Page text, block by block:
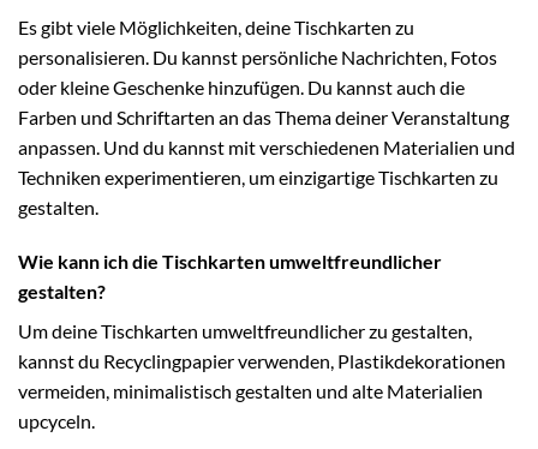
Es gibt viele Möglichkeiten, deine Tischkarten zu
personalisieren. Du kannst persönliche Nachrichten, Fotos
oder kleine Geschenke hinzufügen. Du kannst auch die
Farben und Schriftarten an das Thema deiner Veranstaltung
anpassen. Und du kannst mit verschiedenen Materialien und
Techniken experimentieren, um einzigartige Tischkarten zu
gestalten.
Wie kann ich die Tischkarten umweltfreundlicher
gestalten?
Um deine Tischkarten umweltfreundlicher zu gestalten,
kannst du Recyclingpapier verwenden, Plastikdekorationen
vermeiden, minimalistisch gestalten und alte Materialien
upcyceln.